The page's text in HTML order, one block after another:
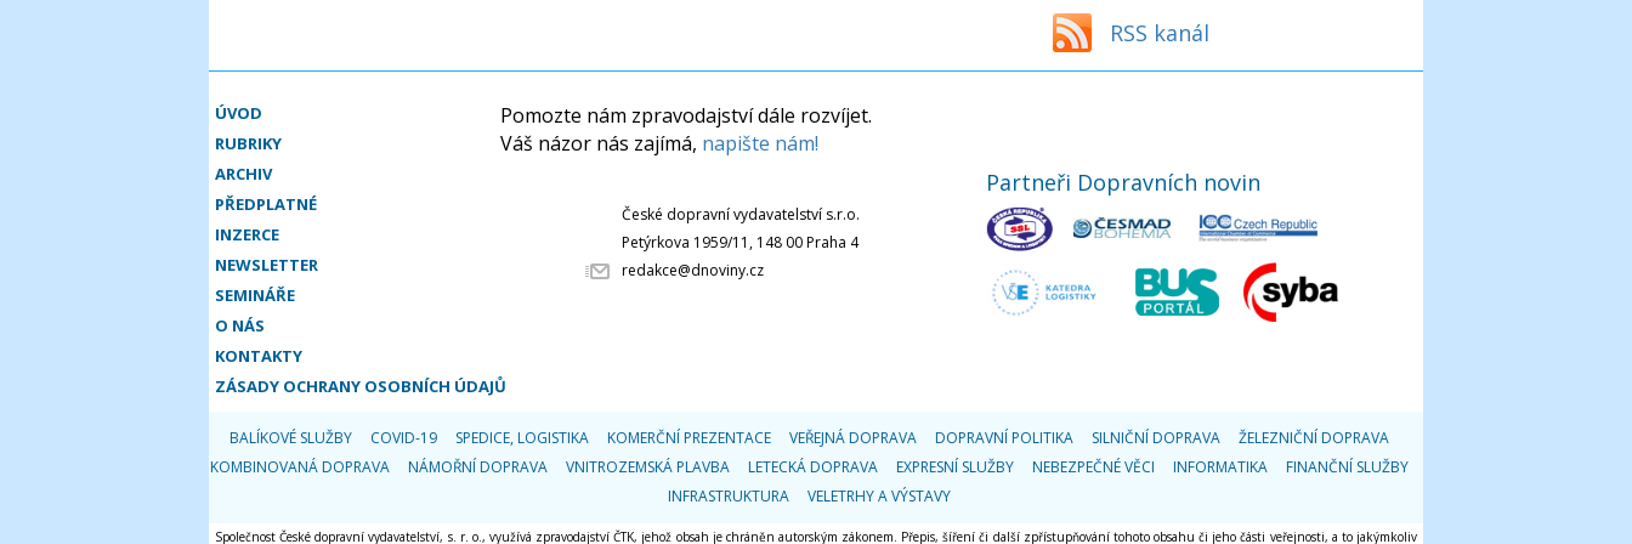
RSS kanál
ÚVOD
RUBRIKY
ARCHIV
PŘEDPLATNÉ
INZERCE
NEWSLETTER
SEMINÁŘE
O NÁS
KONTAKTY
ZÁSADY OCHRANY OSOBNÍCH ÚDAJŮ
Pomozte nám zpravodajství dále rozvíjet.
Váš názor nás zajímá, napište nám!
České dopravní vydavatelství s.r.o.
Petýrkova 1959/11, 148 00 Praha 4
redakce@dnoviny.cz
Partneři Dopravních novin
BALÍKOVÉ SLUŽBY COVID-19 SPEDICE, LOGISTIKA KOMERČNÍ PREZENTACE VEŘEJNÁ DOPRAVA DOPRAVNÍ POLITIKA SILNIČNÍ DOPRAVA
ŽELEZNIČNÍ DOPRAVA
KOMBINOVANÁ DOPRAVA
NÁMOŘNÍ DOPRAVA VNITROZEMSKÁ PLAVBA LETECKÁ DOPRAVA EXPRESNÍ SLUŽBY NEBEZPEČNÉ VĚCI INFORMATIKA
FINANČNÍ SLUŽBY
INFRASTRUKTURA
VELETRHY A VÝSTAVY
Společnost České dopravní vydavatelství, s. r. o., využívá zpravodajství ČTK, jehož obsah je chráněn autorským zákonem. Přepis, šíření či další zpřístupňování tohoto obsahu či jeho části veřejnosti, a to jakýmkoliv